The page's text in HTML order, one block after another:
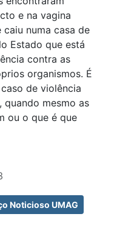
e na vagina
numa casa de
Estado que está
contra as
organismos. É
de violência
quando mesmo as
ou o que é que
Noticioso UMAG